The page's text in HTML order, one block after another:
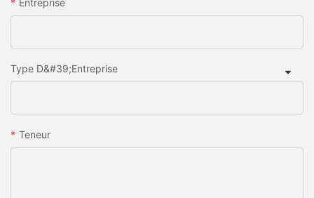
Entreprise
Type D&#39;entreprise
Teneur